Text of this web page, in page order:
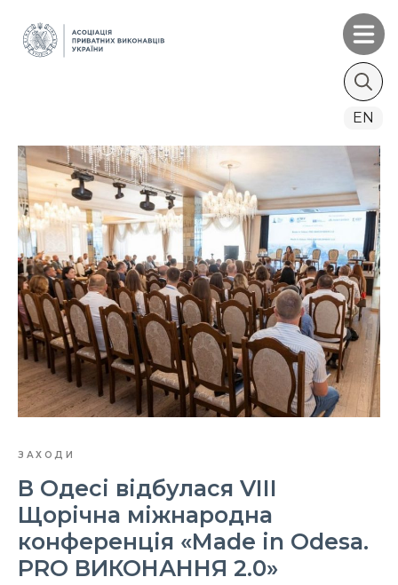
Search
EN
ЗАХОДИ
В Одесі відбулася VIII
Щорічна міжнародна
конференція «Made in Odesa.
PRO ВИКОНАННЯ 2.0»